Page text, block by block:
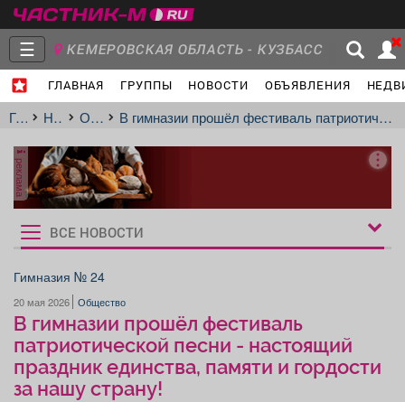
☰ КЕМЕРОВСКАЯ ОБЛАСТЬ - КУЗБАСС
ГЛАВНАЯ ГРУППЫ НОВОСТИ ОБЪЯВЛЕНИЯ
Главная
Объявления Недвижимость Услуги
Работа Транспорт
ГлавнаяНовостиОбществоВ гимназии прошёл фестиваль патриотической песни - настоящий праздник единства, памяти и гордости за нашу страну!
реклама
Рукбрики
новостей
ВСЕ НОВОСТИ
Гимназия № 24
20 мая 2026 Общество
В гимназии прошёл фестиваль
патриотической песни - настоящий
праздник единства, памяти и гордости
за нашу страну!